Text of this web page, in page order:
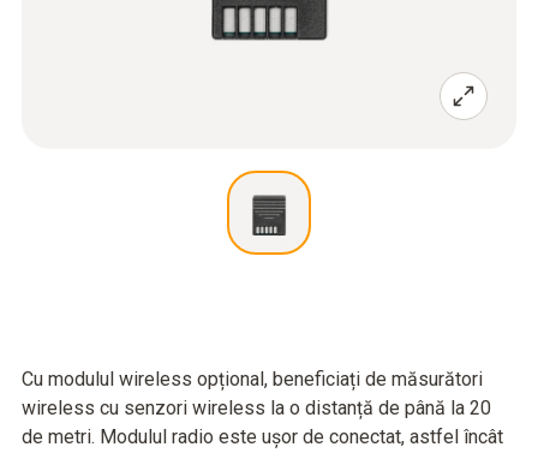
Cu modulul wireless opțional, beneficiați de măsurători
wireless cu senzori wireless la o distanță de până la 20
de metri. Modulul radio este ușor de conectat, astfel încât